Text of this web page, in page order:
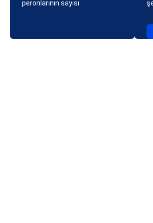
peronlarının sayısı